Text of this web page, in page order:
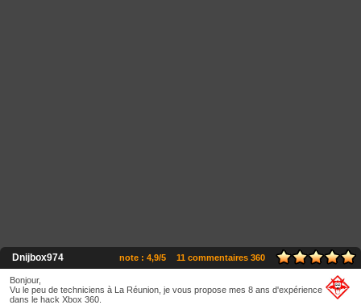
Dnijbox974 11 commentaires 360
note : 4,9/5
Bonjour,
Vu le peu de techniciens à La Réunion, je vous propose mes 8 ans d'expérience
dans le hack Xbox 360.